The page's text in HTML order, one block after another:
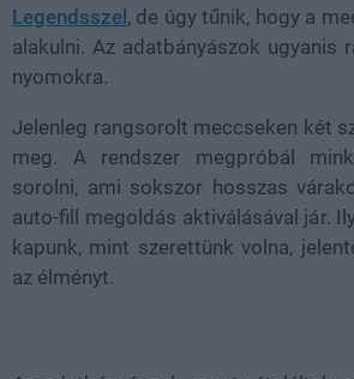
Legendsszel , de úgy tűnik, hogy a
alakulni. Az adatbányászok ugyanis
nyomokra.
Jelenleg rangsorolt meccseken két
meg. A rendszer megpróbál
sorolni, ami sokszor hosszas
auto-fill megoldás aktiválásával jár.
kapunk, mint szerettünk volna,
az élményt.